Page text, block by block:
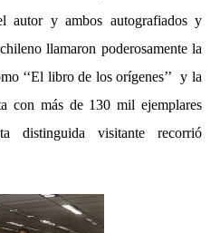
autor y ambos autografiados y
llamaron poderosamente la
‘‘El libro de los orígenes’’ y la
con más de 130 mil ejemplares
visitante recorrió